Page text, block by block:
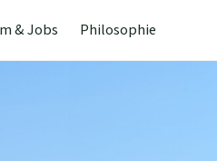
& Jobs Philosophie